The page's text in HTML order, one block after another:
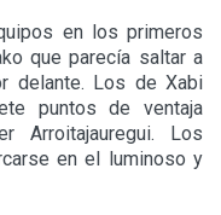
en los primeros
que parecía saltar a
delante. Los de Xabi
puntos de ventaja
Arroitajauregui. Los
en el luminoso y